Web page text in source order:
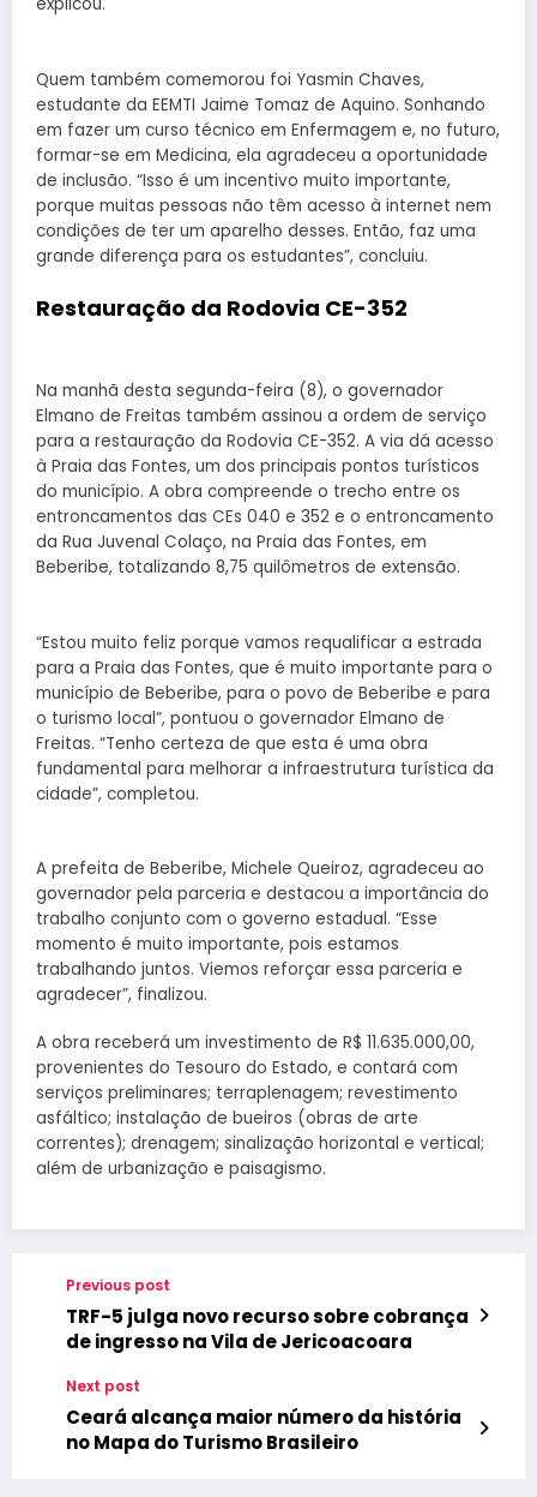
Quem também comemorou foi Yasmin Chaves,
estudante da EEMTI Jaime Tomaz de Aquino. Sonhando
em fazer um curso técnico em Enfermagem e, no futuro,
formar-se em Medicina, ela agradeceu a oportunidade
de inclusão. “Isso é um incentivo muito importante,
porque muitas pessoas não têm acesso à internet nem
condições de ter um aparelho desses. Então, faz uma
grande diferença para os estudantes”, concluiu.
Restauração da Rodovia CE-352
Na manhã desta segunda-feira (8), o governador
Elmano de Freitas também assinou a ordem de serviço
para a restauração da Rodovia CE-352. A via dá acesso
à Praia das Fontes, um dos principais pontos turísticos
do município. A obra compreende o trecho entre os
entroncamentos das CEs 040 e 352 e o entroncamento
da Rua Juvenal Colaço, na Praia das Fontes, em
Beberibe, totalizando 8,75 quilômetros de extensão.
“Estou muito feliz porque vamos requalificar a estrada
para a Praia das Fontes, que é muito importante para o
município de Beberibe, para o povo de Beberibe e para
o turismo local”, pontuou o governador Elmano de
Freitas. “Tenho certeza de que esta é uma obra
fundamental para melhorar a infraestrutura turística da
cidade”, completou.
A prefeita de Beberibe, Michele Queiroz, agradeceu ao
governador pela parceria e destacou a importância do
trabalho conjunto com o governo estadual. “Esse
momento é muito importante, pois estamos
trabalhando juntos. Viemos reforçar essa parceria e
agradecer”, finalizou.
A obra receberá um investimento de R$ 11.635.000,00,
provenientes do Tesouro do Estado, e contará com
serviços preliminares; terraplenagem; revestimento
asfáltico; instalação de bueiros (obras de arte
correntes); drenagem; sinalização horizontal e vertical;
além de urbanização e paisagismo.
Previous post
TRF-5 julga novo recurso sobre cobrança
de ingresso na Vila de Jericoacoara
Next post
Ceará alcança maior número da história
no Mapa do Turismo Brasileiro